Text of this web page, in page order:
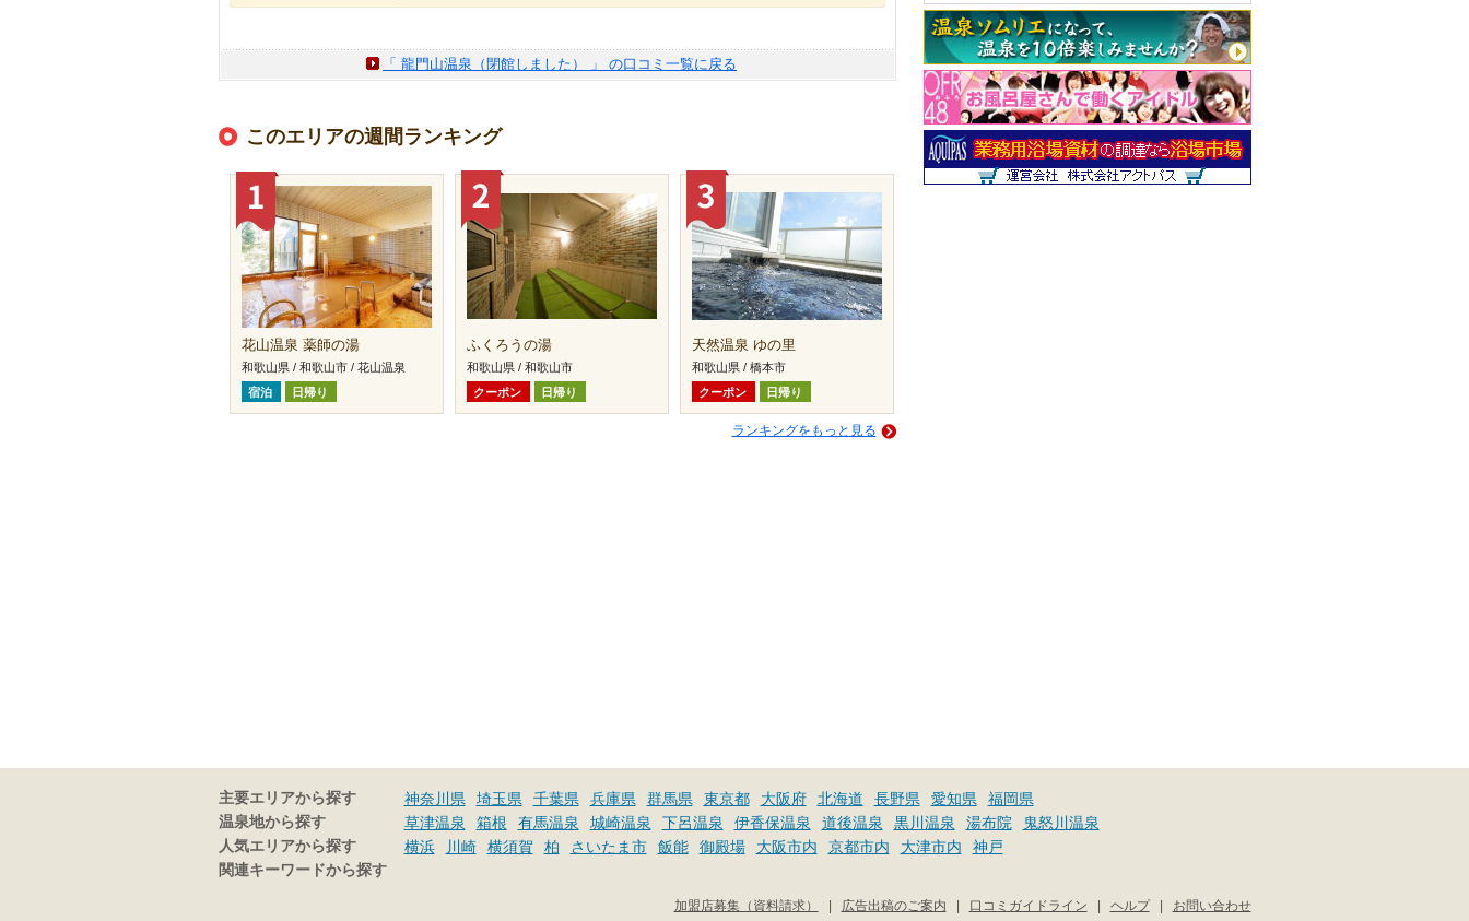
「 龍門山温泉（閉館しました） 」 の口コミ一覧に戻る
このエリアの週間ランキング
花山温泉 薬師の湯
和歌山県 / 和歌山市 / 花山温泉
宿泊
日帰り
ふくろうの湯
和歌山県 / 和歌山市
クーポン
日帰り
天然温泉 ゆの里
和歌山県 / 橋本市
クーポン
日帰り
ランキングをもっと見る
主要エリアから探す 神奈川県 埼玉県 千葉県 兵庫県 群馬県 東京都 大阪府 北海道 長野県 愛知県 福岡県
温泉地から探す 草津温泉 箱根 有馬温泉 城崎温泉 下呂温泉 伊香保温泉 道後温泉 黒川温泉 湯布院 鬼怒川温泉
人気エリアから探す 横浜 川崎 横須賀 柏 さいたま市 飯能 御殿場 大阪市内 京都市内 大津市内 神戸
関連キーワードから探す
お問い合わせ
|
ヘルプ
|
口コミガイドライン
|
広告出稿のご案内
|
加盟店募集（資料請求）